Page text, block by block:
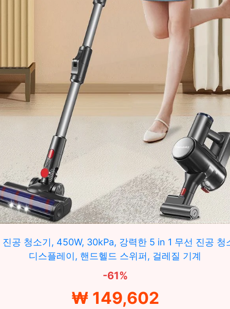
진공 청소기, 450W, 30kPa, 강력한 5 in 1 무선 진공 청
디스플레이, 핸드헬드 스위퍼, 걸레질 기계
-61%
₩ 149,602